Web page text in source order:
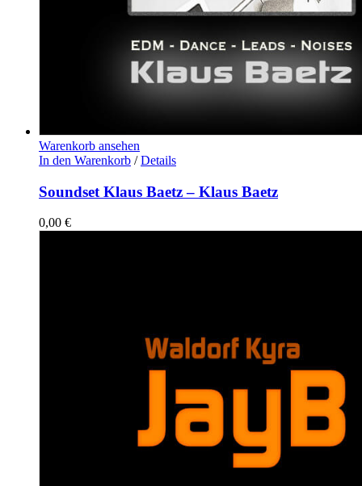
Warenkorb ansehen
In den Warenkorb / Details
Soundset Klaus Baetz – Klaus Baetz
0,00 €